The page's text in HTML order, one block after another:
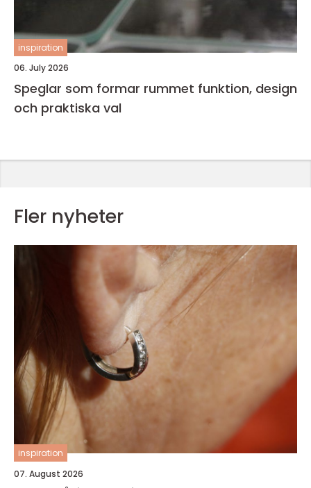
inspiration
06. July 2026
Speglar som formar rummet funktion, design
och praktiska val
Fler nyheter
inspiration
07. August 2026